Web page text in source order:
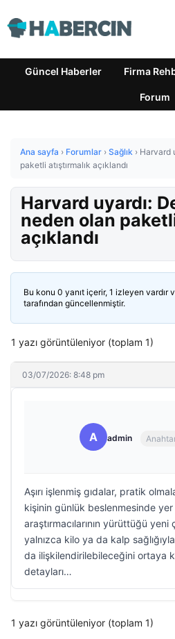
Güncel Haberler Firma
Forum
Ana sayfa › Forumlar › Sağlık › Harvard
paketli atıştırmalık açıklandı
Harvard uyardı:
neden olan
açıklandı
Bu konu 0 yanıt içerir, 1 izleyen vardır
tarafından güncellenmiştir.
1 yazı görüntüleniyor (toplam 1)
03/07/2026: 8:48 pm
A admin
Aşırı işlenmiş gıdalar, pratik
kişinin günlük beslenmesinde yer
araştırmacılarının yürüttüğü yeni
yalnızca kilo ya da kalp
da ilişkilendirilebileceğini ortaya
detayları…
1 yazı görüntüleniyor (toplam 1)